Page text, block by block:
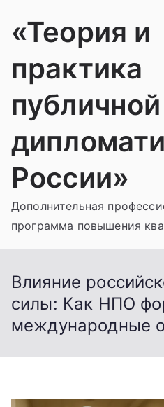
содержимому
«Теория и
практика
публичной
России»
Дополнительная
программа повышения
Влияние
силы: Как НПО
международные